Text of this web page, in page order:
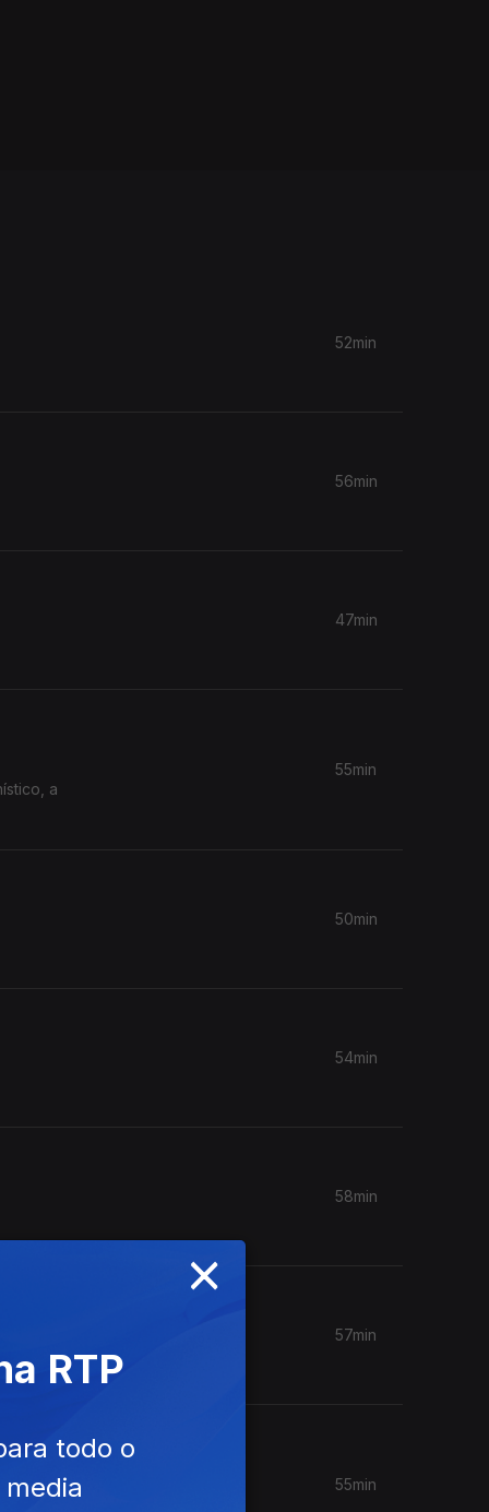
52min
56min
47min
55min
50min
54min
58min
57min
55min
×
RTP
todo o